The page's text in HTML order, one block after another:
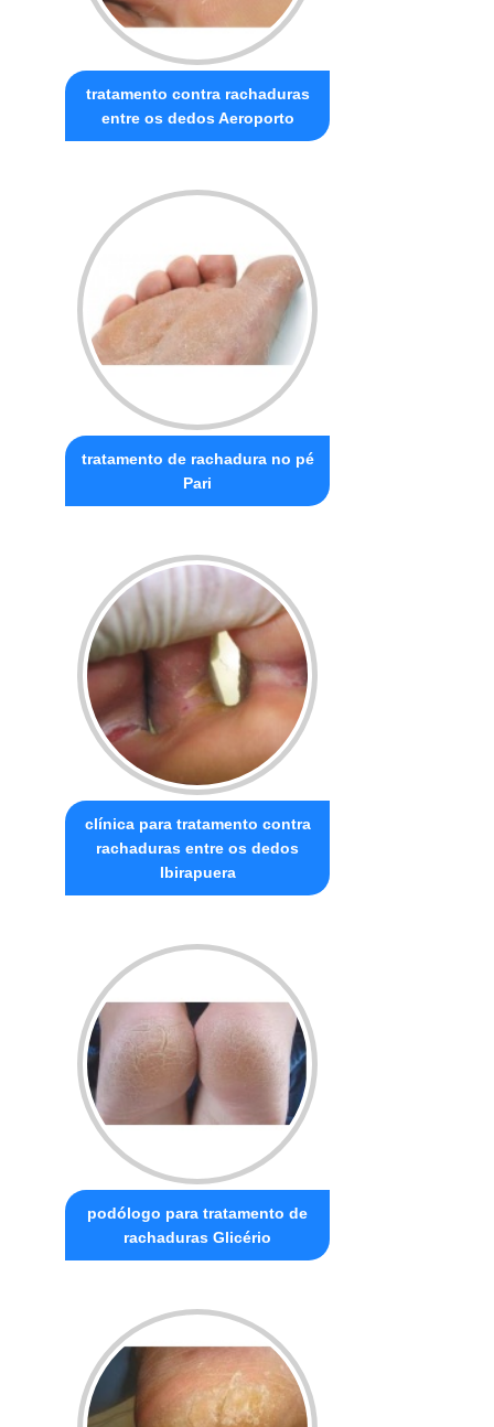
tratamento contra rachaduras
entre os dedos Aeroporto
tratamento de rachadura no pé
Pari
clínica para tratamento contra
rachaduras entre os dedos
Ibirapuera
podólogo para tratamento de
rachaduras Glicério